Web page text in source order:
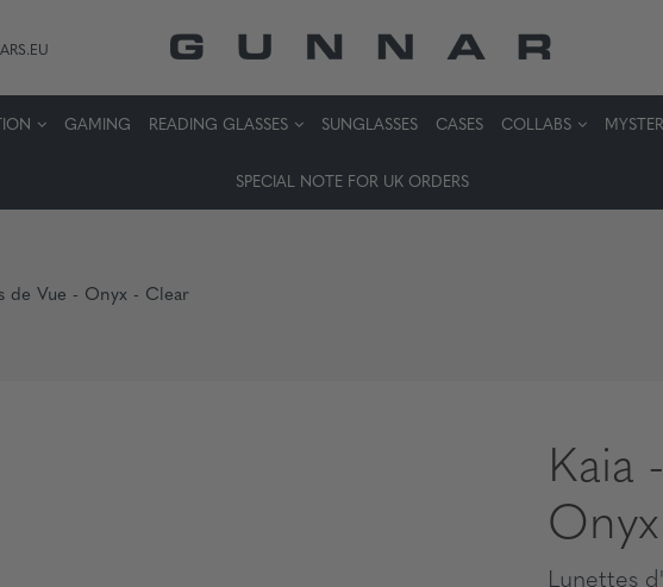
GAMING READING GLASSES SUNGLASSES CASES COLLABS
SPECIAL NOTE FOR UK ORDERS
de Vue - Onyx - Clear
Kaia
Lunettes